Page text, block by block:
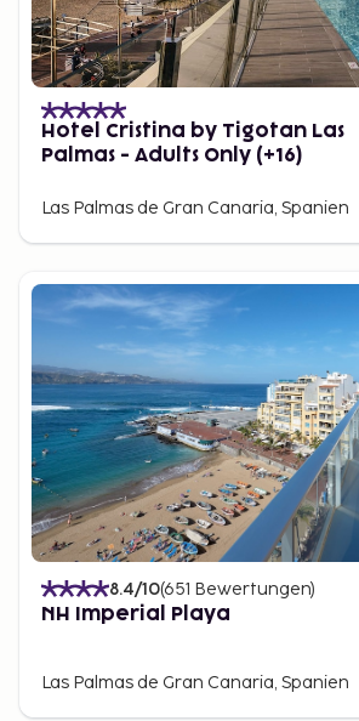
Hotel Cristina by Tigotan Las
Palmas - Adults Only (+16)
Las Palmas de Gran Canaria, Spanien
8.4/10(651 Bewertungen)
NH Imperial Playa
Las Palmas de Gran Canaria, Spanien